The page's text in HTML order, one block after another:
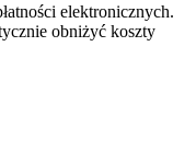
elektronicznych.
obniżyć koszty